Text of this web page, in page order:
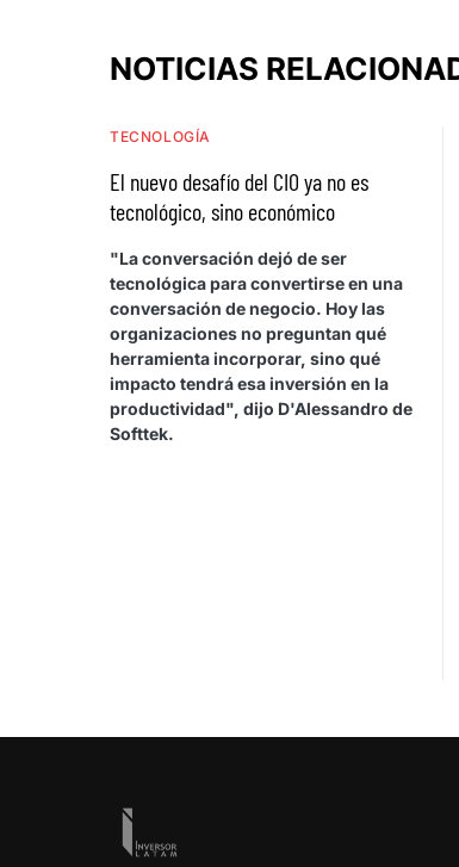
NOTICIAS
TECNOLOGÍA
El nuevo desafío del CIO ya no es
tecnológico, sino económico
"La conversación dejó de ser
tecnológica para convertirse en una
conversación de negocio. Hoy las
organizaciones no preguntan qué
herramienta incorporar, sino qué
impacto tendrá esa inversión en la
productividad", dijo D'Alessandro de
Softtek.